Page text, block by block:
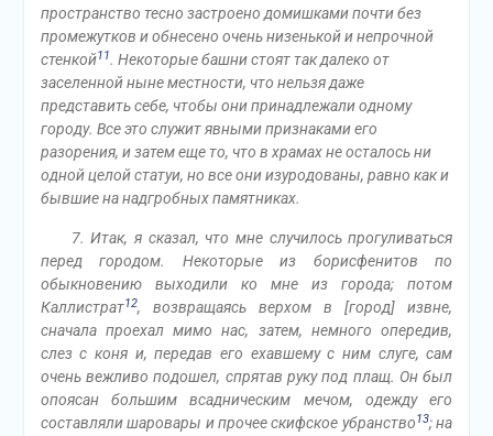
пространство тесно застроено домишками почти без
промежутков и обнесено очень низенькой и непрочной
стенкой11. Некоторые башни стоят так далеко от
заселенной ныне местности, что нельзя даже
представить себе, чтобы они принадлежали одному
городу. Все это служит явными признаками его
разорения, и затем еще то, что в храмах не осталось ни
одной целой статуи, но все они изуродованы, равно как и
бывшие на надгробных памятниках.
7. Итак, я сказал, что мне случилось прогуливаться
перед городом. Некоторые из борисфенитов по
обыкновению выходили ко мне из города; потом
Каллистрат12, возвращаясь верхом в [город] извне,
сначала проехал мимо нас, затем, немного опередив,
слез с коня и, передав его ехавшему с ним слуге, сам
очень вежливо подошел, спрятав руку под плащ. Он был
опоясан большим всадническим мечом, одежду его
составляли шаровары и прочее скифское убранство13; на